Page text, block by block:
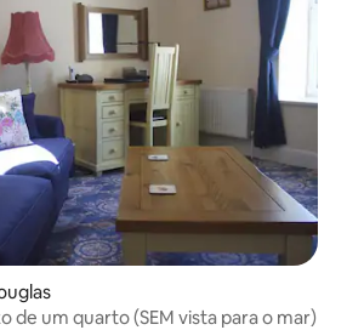
de um quarto (SEM vista para o mar)